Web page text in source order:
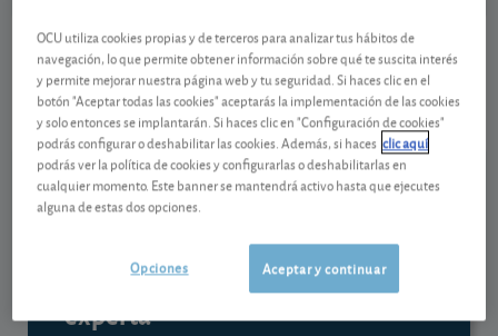
PostNL
NL0009739416
07/08/2026 Ámsterdam
0,911 EUR
-0,024 EUR (-2,57 %)
Ver detalladamente
Contenido reservado a SOCIOS
Gestiona tu dinero con visión
experta
OCU utiliza cookies propias y de terceros para analizar tus hábitos de
navegación, lo que permite obtener información sobre qué te suscita interés
y permite mejorar nuestra página web y tu seguridad. Si haces clic en el
botón "Aceptar todas las cookies" aceptarás la implementación de las cookies
y solo entonces se implantarán. Si haces clic en "Configuración de cookies"
podrás configurar o deshabilitar las cookies. Además, si haces clic aquí
podrás ver la política de cookies y configurarlas o deshabilitarlas en
cualquier momento. Este banner se mantendrá activo hasta que ejecutes
alguna de estas dos opciones.
Aceptar y continuar
Opciones